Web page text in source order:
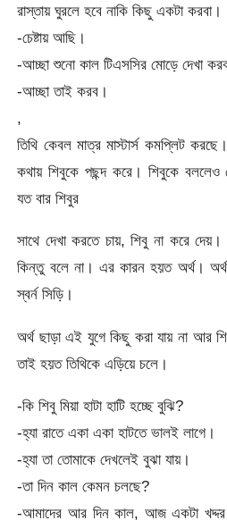
রাস্তায় ঘুরলে হবে নাকি কিছু একটা করবা।
-চেষ্টায় আছি।
-আচ্ছা শুনো কাল টিএসসির মোড়ে দেখা
-আচ্ছা তাই করব।
,
তিথি কেবল মাত্র মাস্টার্স কমপ্লিট
কথায় শিবুকে পছন্দ করে। শিবুকে বললেও
যত বার শিবুর
সাথে দেখা করতে চায়, শিবু না করে
কিন্তু বলে না। এর কারন হয়ত অর্থ।
স্বর্ন সিড়ি।
অর্থ ছাড়া এই যুগে কিছু করা যায় না আর
তাই হয়ত তিথিকে এড়িয়ে চলে।
-কি শিবু মিয়া হাটা হাটি হচ্ছে বুঝি?
-হ্যা রাতে একা একা হাটতে ভালই লাগে।
-হ্যা তা তোমাকে দেখলেই বুঝা যায়।
-তা দিন কাল কেমন চলছে?
-আমাদের আর দিন কাল, আজ একটা